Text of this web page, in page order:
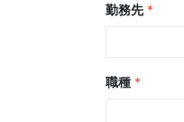
勤務先 *
職種 *